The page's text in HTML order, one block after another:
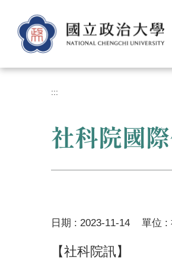
容
:::
社科院國
日期 : 2023-11-14 單位 :
【社科院訊】